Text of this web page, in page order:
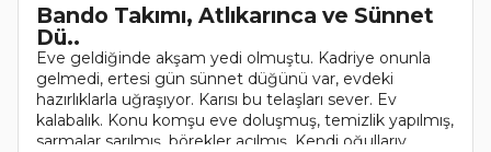
Bando Takımı, Atlıkarınca ve Sünnet
Dü..
Eve geldiğinde akşam yedi olmuştu. Kadriye onunla
gelmedi, ertesi gün sünnet düğünü var, evdeki
hazırlıklarla uğraşıyor. Karısı bu telaşları sever. Ev
kalabalık. Konu komşu eve doluşmuş, temizlik yapılmış,
sarmalar sarılmış, börekler açılmış. Kendi oğullarıy..